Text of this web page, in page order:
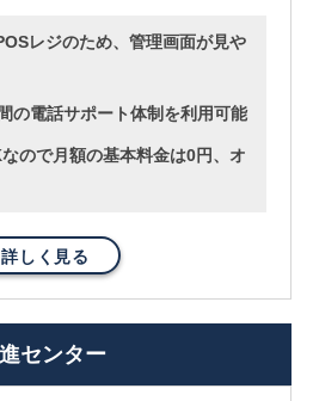
レジのため、管理画面が見や
の電話サポート体制を利用可能
ので月額の基本料金は0円、オ
詳しく見る
センター